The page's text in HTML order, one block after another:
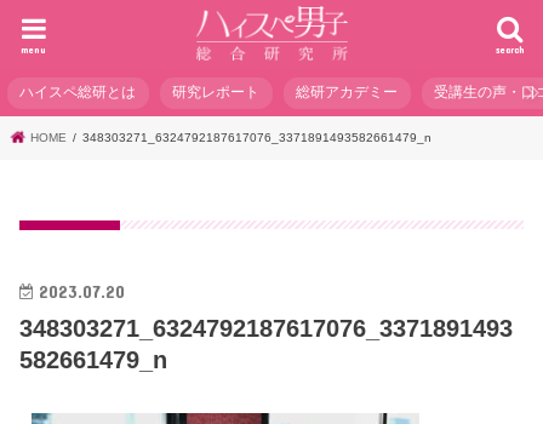
search
menu
ハイスペ総研とは 研究レポート 総研アカデミー 受講生の声・口
HOME 348303271_6324792187617076_3371891493582661479_n
2023.07.20
348303271_6324792187617076_3371891493
582661479_n